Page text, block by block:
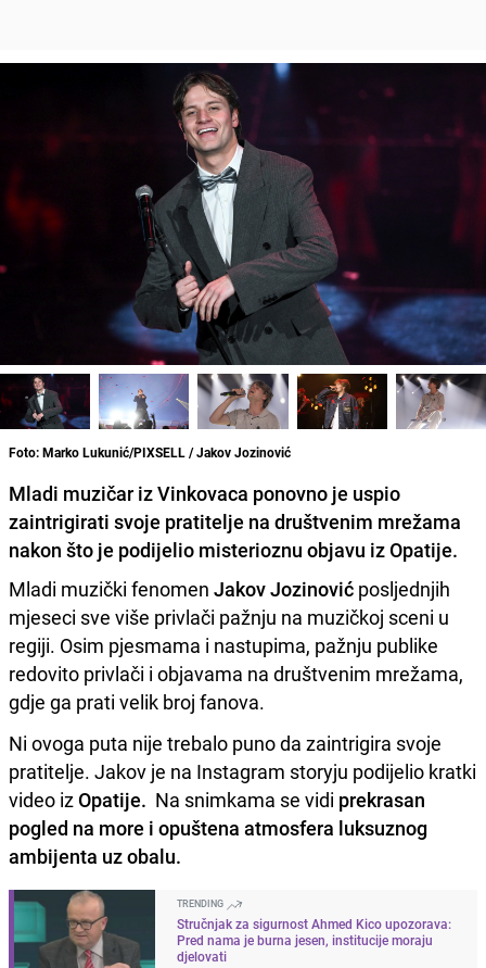
Foto: Marko Lukunić/PIXSELL / Jakov Jozinović
Mladi muzičar iz Vinkovaca ponovno je uspio
zaintrigirati svoje pratitelje na društvenim mrežama
nakon što je podijelio misterioznu objavu iz Opatije.
Mladi muzički fenomen Jakov Jozinović posljednjih
mjeseci sve više privlači pažnju na muzičkoj sceni u
regiji. Osim pjesmama i nastupima, pažnju publike
redovito privlači i objavama na društvenim mrežama,
gdje ga prati velik broj fanova.
Ni ovoga puta nije trebalo puno da zaintrigira svoje
pratitelje. Jakov je na Instagram storyju podijelio kratki
video izOpatije. Na snimkama se vidi prekrasan
pogled na more i opuštena atmosfera luksuznog
ambijenta uz obalu.
TRENDING
Stručnjak za sigurnost Ahmed Kico upozorava:
Pred nama je burna jesen, institucije moraju
djelovati